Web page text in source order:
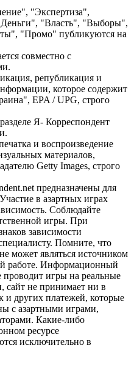
"Экспертиза",
"Власть", "Выборы",
"Промо" публикуются на
совместно с
републикация и
которое содержит
EPA / UPG, строго
Я- Корреспондент
и воспроизведение
материалов,
Getty Images, строго
предназначены для
в азартных играх
Соблюдайте
игры. При
зависимости
Помните, что
может являться источником
работе. Информационный
проводит игры на реальные
сайт не принимает ни в
и других платежей, которые
с азартными играми,
Какие-либо
ресурсе
исключительно в